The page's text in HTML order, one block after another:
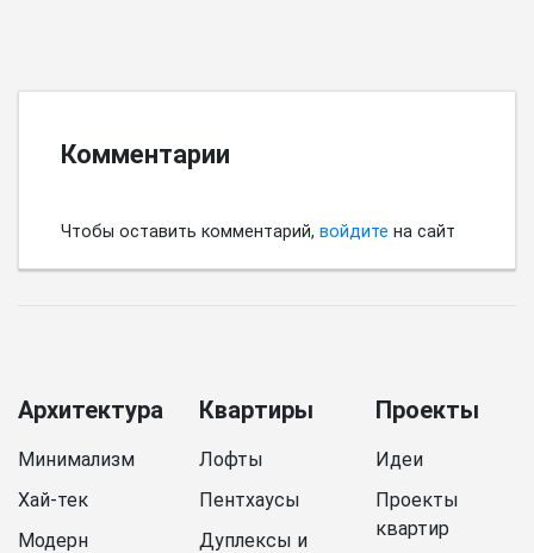
Комментарии
Чтобы оставить комментарий, войдите на сайт
Архитектура
Минимализм
Хай-тек
Модерн
Квартиры
Лофты
Пентхаусы
Дуплексы и
Проекты
Идеи
Проекты
квартир